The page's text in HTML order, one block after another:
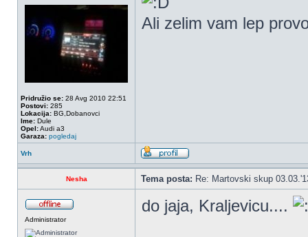
Pridružio se: 28 Avg 2010 22:51
Postovi: 285
Lokacija: BG,Dobanovci
Ime: Dule
Opel:Audi a3
Garaza: pogledaj
Ali zelim vam lep
Vrh
Nesha Tema posta: Re: Martovski skup
Administrator
do jaja, Kraljevicu....